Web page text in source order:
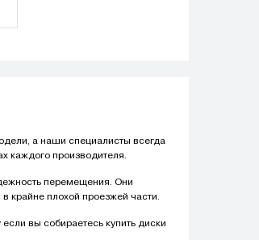
а наши специалисты всегда
каждого производителя.
перемещения. Они
крайне плохой проезжей части.
вы собираетесь купить диски